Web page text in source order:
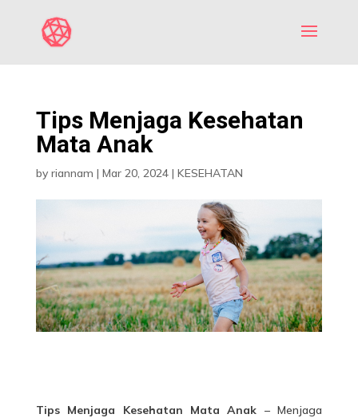
Tips Menjaga Kesehatan
Mata Anak
by riannam | Mar 20, 2024| KESEHATAN
Tips Menjaga Kesehatan Mata Anak – Menjaga